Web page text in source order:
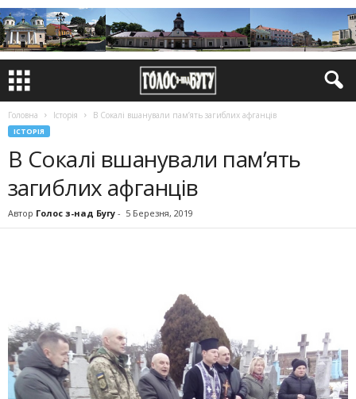
Головна Історія В Сокалі вшанували пам’ять загиблих афганців
ІСТОРІЯ
В Сокалі вшанували пам’ять
загиблих афганців
Автор Голос з-над Бугу - 5 Березня, 2019